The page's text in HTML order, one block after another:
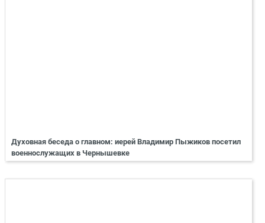
Духовная беседа о главном: иерей Владимир Пыжиков посетил
военнослужащих в Чернышевке